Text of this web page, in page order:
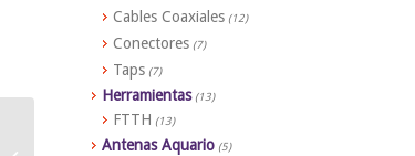
Cables Coaxiales (12)
Conectores (7)
Taps (7)
Herramientas (13)
FTTH (13)
Antenas Aquario (5)
Esticador para pelo con